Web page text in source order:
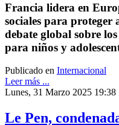
Francia lidera en
sociales para proteger
debate global sobre
para niños y
Publicado en Internacional
Leer más ...
Lunes, 31 Marzo 2025 19:38
Le Pen,